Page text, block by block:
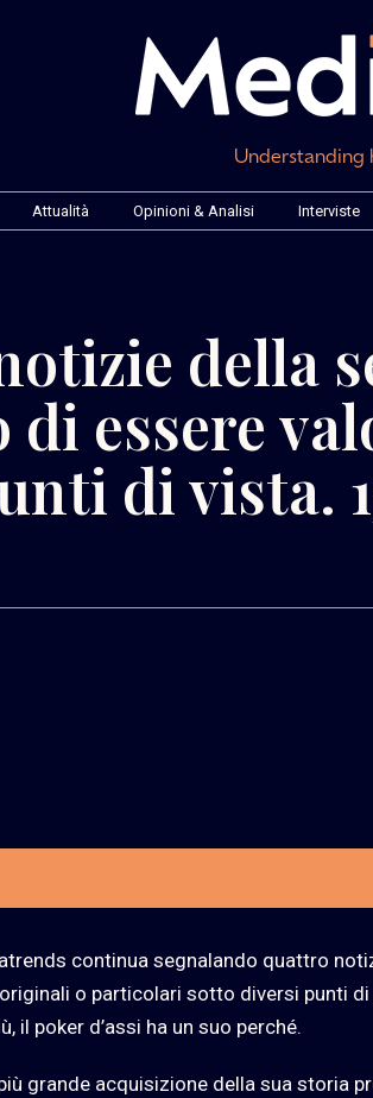
Understanding
Attualità Opinioni & Analisi Interviste
della
essere
di vista.
continua segnalando quattro
o particolari sotto diversi punti
il poker d’assi ha un suo perché.
grande acquisizione della sua storia